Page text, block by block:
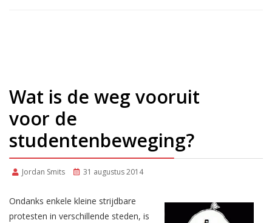
Wat is de weg vooruit
voor de
studentenbeweging?
Jordan Smits 31 augustus 2014
Ondanks enkele kleine strijdbare
protesten in verschillende steden, is